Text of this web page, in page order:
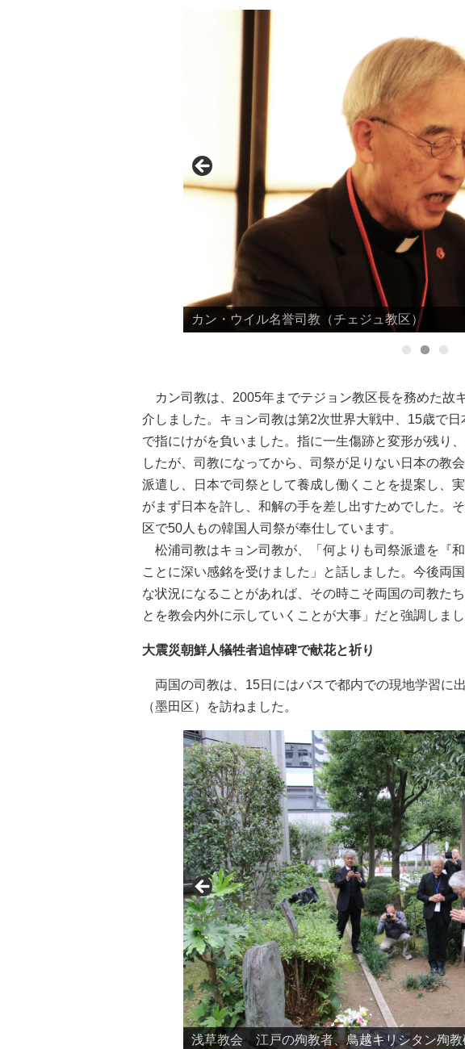
カン・ウイル名誉司教（チェジュ教区）
カン司教は、2005年までテジョン教区長を務めた故
介しました。キョン司教は第2次世界大戦中、15歳で
で指にけがを負いました。指に一生傷跡と変形が残り
したが、司教になってから、司祭が足りない日本の教
派遣し、日本で司祭として養成し働くことを提案し、
がまず日本を許し、和解の手を差し出すためでした。
区で50人もの韓国人司祭が奉仕しています。
松浦司教はキョン司教が、「何よりも司祭派遣を『
ことに深い感銘を受けました」と話しました。今後両
な状況になることがあれば、その時こそ両国の司教た
とを教会内外に示していくことが大事」だと強調しまし
大震災朝鮮人犠牲者追悼碑で献花と祈り
両国の司教は、15日にはバスで都内での現地学習に
（墨田区）を訪ねました。
都立横網（よこあみ）町公園（墨田区）
浅草教会 江戸の殉教者、鳥越キリシタン殉教
浅草教会 江戸の殉教者、鳥越キリシタン殉教
集合写真 浅草教会（台東区）